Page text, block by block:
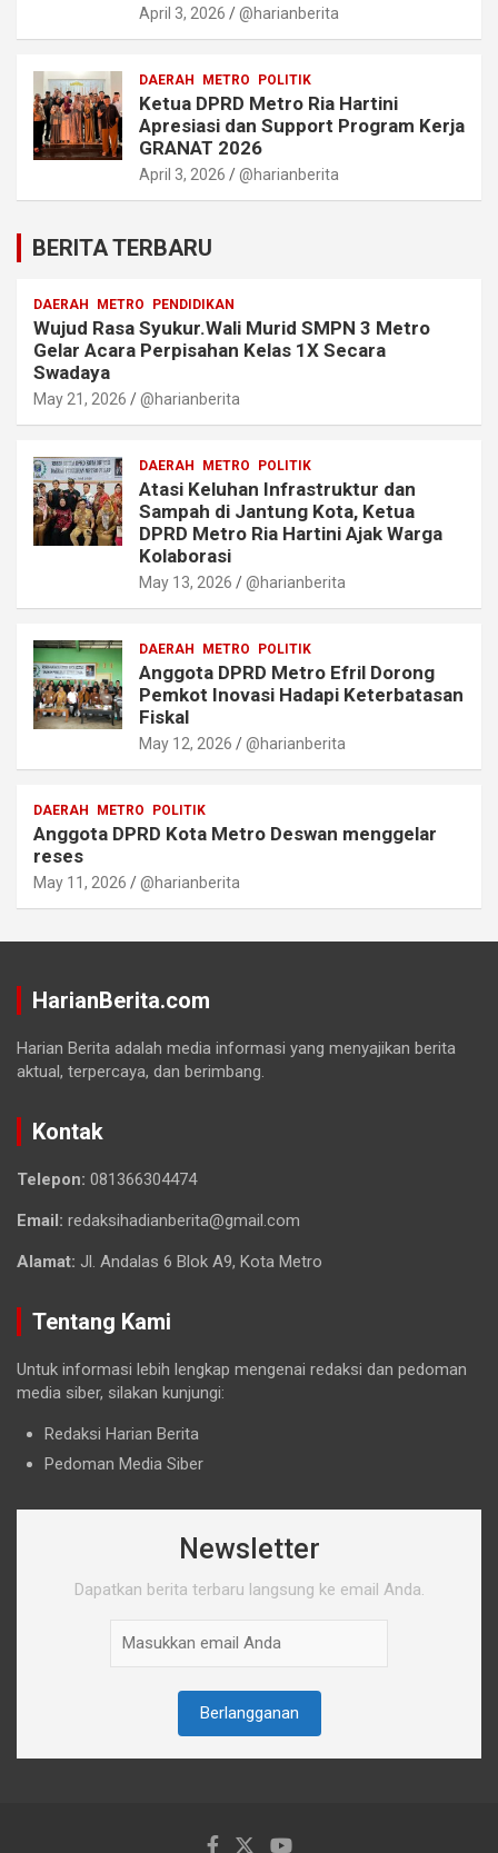
April 3, 2026 @harianberita
DAERAH METRO POLITIK
Ketua DPRD Metro Ria Hartini
Apresiasi dan Support Program Kerja
GRANAT 2026
April 3, 2026 @harianberita
BERITA TERBARU
DAERAH METRO PENDIDIKAN
Wujud Rasa Syukur.Wali Murid SMPN 3 Metro
Gelar Acara Perpisahan Kelas 1X Secara
Swadaya
May 21, 2026 @harianberita
DAERAH METRO POLITIK
Atasi Keluhan Infrastruktur dan
Sampah di Jantung Kota, Ketua
DPRD Metro Ria Hartini Ajak Warga
Kolaborasi
May 13, 2026 @harianberita
DAERAH METRO POLITIK
‎Anggota DPRD Metro Efril Dorong
Pemkot Inovasi Hadapi Keterbatasan
Fiskal
May 12, 2026 @harianberita
DAERAH METRO POLITIK
Anggota DPRD Kota Metro Deswan menggelar
reses
May 11, 2026 @harianberita
HarianBerita.com
Harian Berita adalah media informasi yang menyajikan berita
aktual, terpercaya, dan berimbang.
Kontak
Telepon: 081366304474
Email: redaksihadianberita@gmail.com
Alamat: Jl. Andalas 6 Blok A9, Kota Metro
Tentang Kami
Untuk informasi lebih lengkap mengenai redaksi dan pedoman
media siber, silakan kunjungi:
Redaksi Harian Berita
Pedoman Media Siber
Newsletter
Dapatkan berita terbaru langsung ke email Anda.
Berlangganan